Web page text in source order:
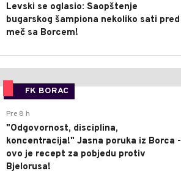
Levski se oglasio: Saopštenje
bugarskog šampiona nekoliko sati pred
meč sa Borcem!
FK BORAC
Pre 8 h
"Odgovornost, disciplina,
koncentracija!" Jasna poruka iz Borca -
ovo je recept za pobjedu protiv
Bjelorusa!